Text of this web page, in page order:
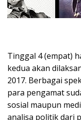
Tinggal 4 (empat)
kedua akan
2017. Berbagai
para pengamat
sosial maupun
analisa politik dari